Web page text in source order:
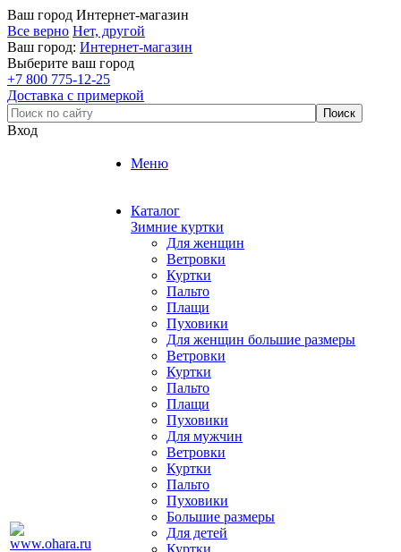
Ваш город Интернет-магазин
Все верно Нет, другой
Ваш город: Интернет-магазин
Выберите ваш город
+7 800 775-12-25
Доставка с примеркой
Вход
Меню
Каталог
Зимние куртки
Для женщин
Ветровки
Куртки
Пальто
Плащи
Пуховики
Для женщин большие размеры
Ветровки
Куртки
Пальто
Плащи
Пуховики
Для мужчин
Ветровки
Куртки
Пальто
Пуховики
Большие размеры
Для детей
Куртки